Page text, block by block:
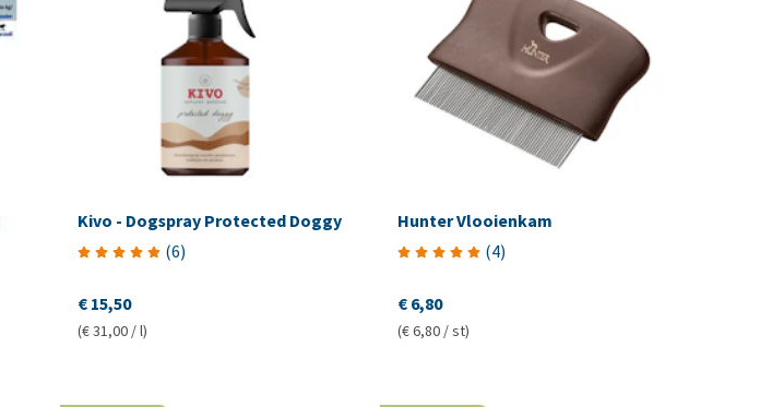
Kivo - Dogspray Protected Doggy
(6)
€ 15,50
(€ 31,00 / l)
Hunter Vlooienkam
(4)
€ 6,80
(€ 6,80 / st)